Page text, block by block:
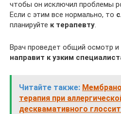
чтобы он исключил проблемы
Если с этим все нормально, то
планируйте к терапевту.
Врач проведет общий осмотр и
направит к узким
Читайте также:
терапия при
десквамативного